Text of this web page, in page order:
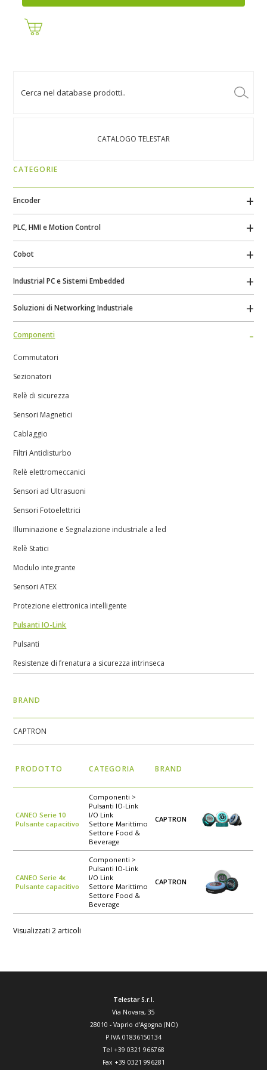
CATALOGO TELESTAR
CATEGORIE
Encoder
PLC, HMI e Motion Control
Cobot
Industrial PC e Sistemi Embedded
Soluzioni di Networking Industriale
Componenti
Commutatori
Sezionatori
Relè di sicurezza
Sensori Magnetici
Cablaggio
Filtri Antidisturbo
Relè elettromeccanici
Sensori ad Ultrasuoni
Sensori Fotoelettrici
Illuminazione e Segnalazione industriale a led
Relè Statici
Modulo integrante
Sensori ATEX
Protezione elettronica intelligente
Pulsanti IO-Link
Pulsanti
Resistenze di frenatura a sicurezza intrinseca
BRAND
CAPTRON
PRODOTTO CATEGORIA BRAND
CANEO Serie 10
Pulsante capacitivo
Componenti >
Pulsanti IO-Link
I/O Link
Settore Marittimo
Settore Food &
Beverage
CAPTRON
CANEO Serie 4x
Pulsante capacitivo
Componenti >
Pulsanti IO-Link
I/O Link
Settore Marittimo
Settore Food &
Beverage
CAPTRON
Visualizzati 2 articoli
Telestar S.r.l.
Via Novara, 35
28010 - Vaprio d'Agogna (NO)
P.IVA 01836150134
Tel +39 0321 966768
Fax +39 0321 996281